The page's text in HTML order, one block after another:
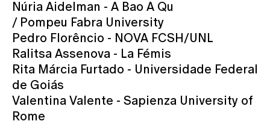
Núria Aidelman - A Bao A Qu
/ Pompeu Fabra University
Pedro Florêncio - NOVA FCSH/UNL
Ralitsa Assenova - La Fémis
Rita Márcia Furtado - Universidade Federal
de Goiás
Valentina Valente - Sapienza University of
Rome